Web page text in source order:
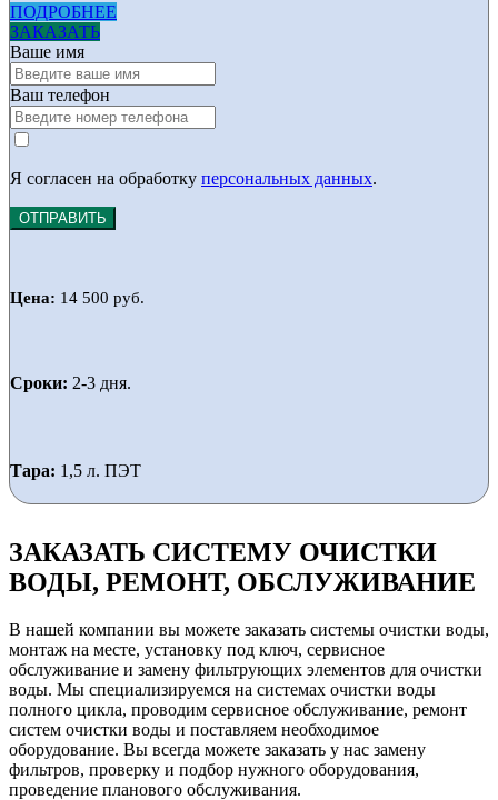
ПОДРОБНЕЕ
ЗАКАЗАТЬ
Ваше имя
Ваш телефон
Я согласен на обработку персональных данных.
ОТПРАВИТЬ
Цена: 14 500 руб.
Сроки: 2-3 дня.
Тара: 1,5 л. ПЭТ
ЗАКАЗАТЬ СИСТЕМУ ОЧИСТКИ
ВОДЫ, РЕМОНТ, ОБСЛУЖИВАНИЕ
В нашей компании вы можете заказать системы очистки воды,
монтаж на месте, установку под ключ, сервисное
обслуживание и замену фильтрующих элементов для очистки
воды. Мы специализируемся на системах очистки воды
полного цикла, проводим сервисное обслуживание, ремонт
систем очистки воды и поставляем необходимое
оборудование. Вы всегда можете заказать у нас замену
фильтров, проверку и подбор нужного оборудования,
проведение планового обслуживания.